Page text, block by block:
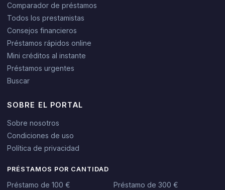
Comparador de préstamos
Todos los prestamistas
Consejos financieros
Préstamos rápidos online
Mini créditos al instante
Préstamos urgentes
Buscar
SOBRE EL PORTAL
Sobre nosotros
Condiciones de uso
Política de privacidad
PRÉSTAMOS POR CANTIDAD
Préstamo de 100 €
Préstamo de 300 €